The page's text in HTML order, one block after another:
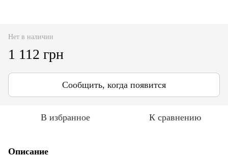
Нет в наличии
1 112 грн
Сообщить, когда появится
В избранное К сравнению
Описание